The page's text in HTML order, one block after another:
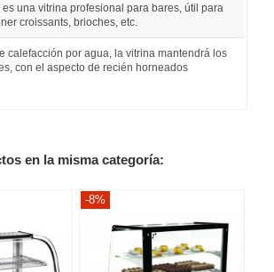
una vitrina profesional para bares, útil para
croissants, brioches, etc.
calefacción por agua, la vitrina mantendrá los
con el aspecto de recién horneados
en la misma categoría:
-8%